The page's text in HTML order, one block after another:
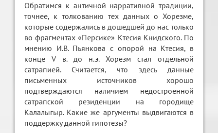
Обратимся к античной нарративной традиции,
точнее, к толкованию тех данных о Хорезме,
которые содержались в дошедшей до нас только
во фрагментах «Персике» Ктесия Книдского. По
мнению И.В. Пьянкова с опорой на Ктесия, в
конце V в. до н.э. Хорезм стал отдельной
сатрапией. Считается, что здесь данные
письменных источников хорошо
подтверждаются наличием недостроенной
сатрапской резиденции на городище
Калалыгыр. Какие же аргументы выдвигаются в
поддержку данной гипотезы?